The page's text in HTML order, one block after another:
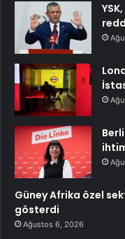
Güney Afrika özel
gösterdi
Ağustos 6, 2026